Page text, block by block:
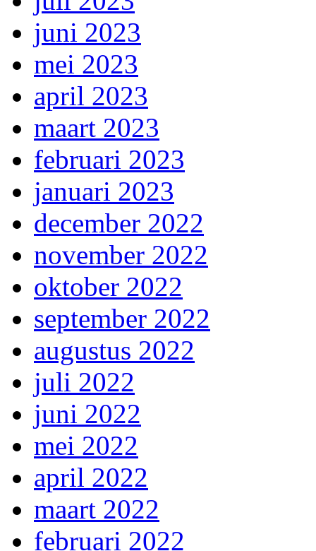
juni 2023
mei 2023
april 2023
maart 2023
februari 2023
januari 2023
december 2022
november 2022
oktober 2022
september 2022
augustus 2022
juli 2022
juni 2022
mei 2022
april 2022
maart 2022
februari 2022